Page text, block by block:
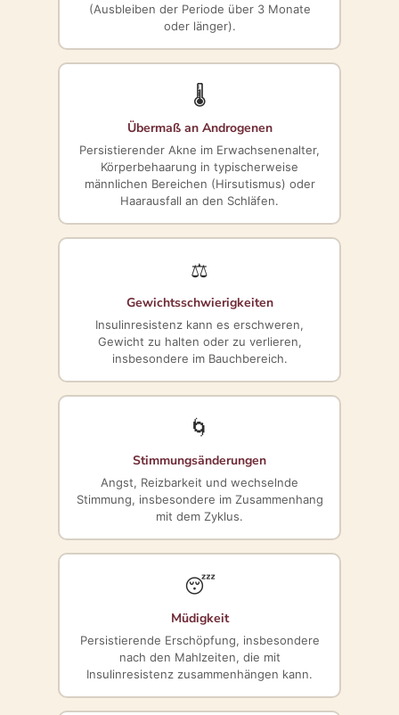
(Ausbleiben der Periode über 3 Monate
oder länger).
🌡️
Übermaß an Androgenen
Persistierender Akne im Erwachsenenalter,
Körperbehaarung in typischerweise
männlichen Bereichen (Hirsutismus) oder
Haarausfall an den Schläfen.
⚖️
Gewichtsschwierigkeiten
Insulinresistenz kann es erschweren,
Gewicht zu halten oder zu verlieren,
insbesondere im Bauchbereich.
🌀
Stimmungsänderungen
Angst, Reizbarkeit und wechselnde
Stimmung, insbesondere im Zusammenhang
mit dem Zyklus.
😴
Müdigkeit
Persistierende Erschöpfung, insbesondere
nach den Mahlzeiten, die mit
Insulinresistenz zusammenhängen kann.